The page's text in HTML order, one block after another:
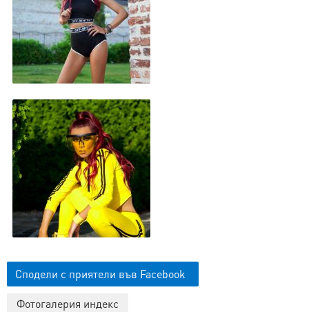
Сподели с приятели във Facebook
Фотогалерия индекс